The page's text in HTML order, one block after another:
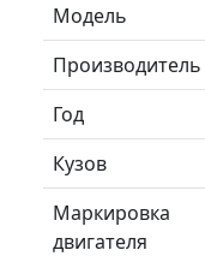
Модель
Производитель
Год
Кузов
Маркировка
двигателя